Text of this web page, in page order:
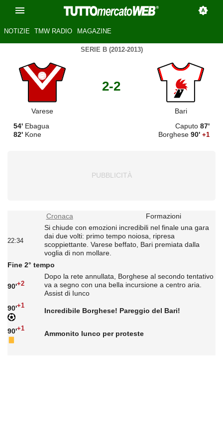
NOTIZIE TMW RADIO MAGAZINE
SERIE B (2012-2013)
Varese
2-2
Bari
54' Ebagua
82' Kone
Caputo 87'
Borghese 90' +1
Cronaca Formazioni
22:34
Si chiude con emozioni incredibili nel finale una gara
dai due volti: primo tempo noiosa, ripresa
scoppiettante. Varese beffato, Bari premiata dalla
voglia di non mollare.
Fine 2° tempo
90'+2
Dopo la rete annullata, Borghese al secondo tentativo
va a segno con una bella incursione a centro aria.
Assist di Iunco
90'+1
Incredibile Borghese! Pareggio del Bari!
90'+1
Ammonito Iunco per proteste